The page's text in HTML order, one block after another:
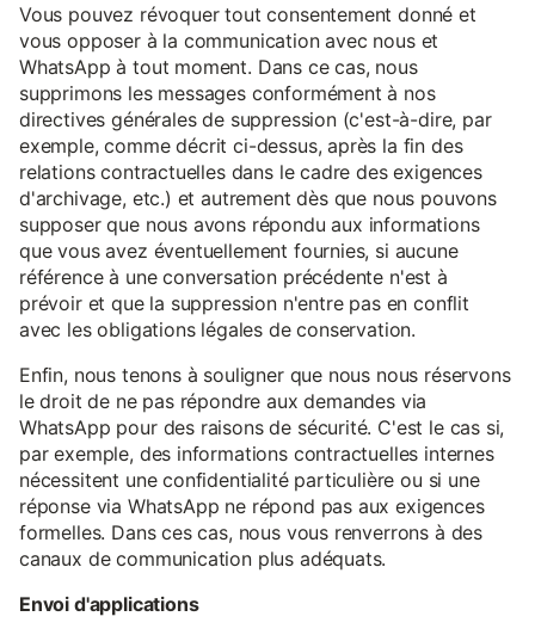
Vous pouvez révoquer tout consentement donné et
vous opposer à la communication avec nous et
WhatsApp à tout moment. Dans ce cas, nous
supprimons les messages conformément à nos
directives générales de suppression (c'est-à-dire, par
exemple, comme décrit ci-dessus, après la fin des
relations contractuelles dans le cadre des exigences
d'archivage, etc.) et autrement dès que nous pouvons
supposer que nous avons répondu aux informations
que vous avez éventuellement fournies, si aucune
référence à une conversation précédente n'est à
prévoir et que la suppression n'entre pas en conflit
avec les obligations légales de conservation.
Enfin, nous tenons à souligner que nous nous réservons
le droit de ne pas répondre aux demandes via
WhatsApp pour des raisons de sécurité. C'est le cas si,
par exemple, des informations contractuelles internes
nécessitent une confidentialité particulière ou si une
réponse via WhatsApp ne répond pas aux exigences
formelles. Dans ces cas, nous vous renverrons à des
canaux de communication plus adéquats.
Envoi d'applications